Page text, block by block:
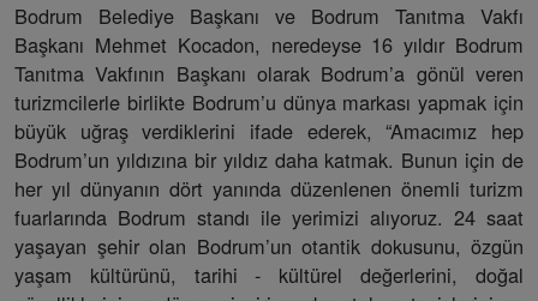
Bodrum Belediye Başkanı ve Bodrum Tanıtma Vakfı
Başkanı Mehmet Kocadon, neredeyse 16 yıldır Bodrum
Tanıtma Vakfının Başkanı olarak Bodrum’a gönül veren
turizmcilerle birlikte Bodrum’u dünya markası yapmak için
büyük uğraş verdiklerini ifade ederek, “Amacımız hep
Bodrum’un yıldızına bir yıldız daha katmak. Bunun için de
her yıl dünyanın dört yanında düzenlenen önemli turizm
fuarlarında Bodrum standı ile yerimizi alıyoruz. 24 saat
yaşayan şehir olan Bodrum’un otantik dokusunu, özgün
yaşam kültürünü, tarihi - kültürel değerlerini, doğal